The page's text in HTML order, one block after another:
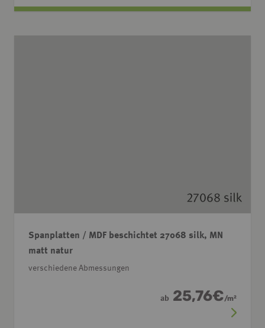
Spanplatten / MDF beschichtet 27068 silk, MN
matt natur
verschiedene Abmessungen
ab 25,76€/m2